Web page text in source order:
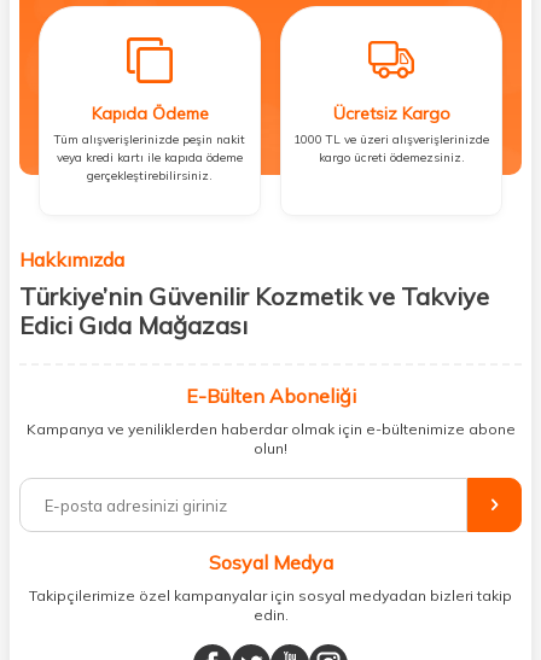
Kapıda Ödeme
Tüm alışverişlerinizde peşin nakit
veya kredi kartı ile kapıda ödeme
gerçekleştirebilirsiniz.
Ücretsiz Kargo
1000 TL ve üzeri alışverişlerinizde
kargo ücreti ödemezsiniz.
Hakkımızda
Türkiye’nin Güvenilir Kozmetik ve Takviye
Edici Gıda Mağazası
kişisel bakım hem de takviye edici gıda ürünlerini sizlerle
buluşturuyoruz. Artık mağaza mağaza dolaşmanıza gerek yok;
ihtiyacınız olan her şeyi tek bir çatı altında topluyor ve kapınıza kadar
%100 orijinal kozmetik ve sağlık ürünleriyle güzelliğinizi tamamlayabilir,
vücudunuzu desteklemek için güvenilir takviye edici gıdalara
minerallere kadar binlerce ürünü uygun fiyat ve hızlı kargo avantajıyla
sunuyoruz.
buluşturuyor ve online alışveriş deneyiminizi en iyi hale getiriyoruz.
E-Bülten Aboneliği
Kampanya ve yeniliklerden haberdar olmak için e-bültenimize abone
olun!
Sosyal Medya
Takipçilerimize özel kampanyalar için sosyal medyadan bizleri takip
edin.